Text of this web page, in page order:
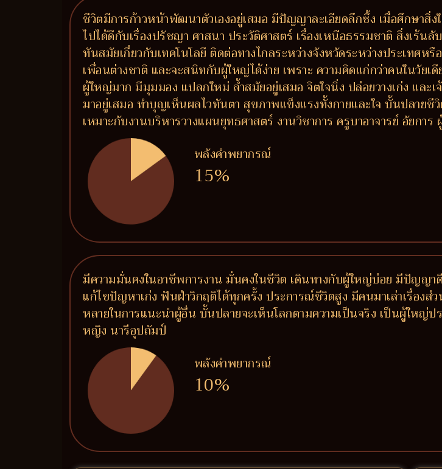
ชีวิตมีการก้าวหน้าพัฒนาตัวเองอยู่เสมอ มีปัญญาละเอียดลึกซึ้ง เมื่อศึกษาสิ่
ไปได้ดีกับเรื่องปรัชญา ศาสนา ประวัติศาสตร์ เรื่องเหนือธรรมชาติ สิ่งเร้
ทันสมัยเกี่ยวกับเทคโนโลยี ติดต่อทางไกลระหว่างจังหวัดระหว่างประเทศห
เพื่อนต่างชาติ และจะสนิทกับผู้ใหญ่ได้ง่าย เพราะ ความคิดแก่กว่าคนในวัย
ผู้ใหญ่มาก มีมุมมอง แปลกใหม่ ล้ำสมัยอยู่เสมอ จิตใจนิ่ง ปล่อยวางเก่ง แล
มาอยู่เสมอ ทำบุญเห็นผลไวทันตา สุขภาพแข็งแรงทั้งกายและใจ บั้นปลาย
เหมาะกับงานบริหารวางแผนยุทธศาสตร์ งานวิชาการ ครูบาอาจารย์ อัยก
พลังคำพยากรณ์
15%
มีความมั่นคงในอาชีพการงาน มั่นคงในชีวิต เดินทางกับผู้ใหญ่บ่อย มีปัญญา
แก้ไขปัญหาเก่ง ฟันฝ่าวิกฤติได้ทุกครั้ง ประการณ์ชีวิตสูง มีคนมาเล่าเรื่อ
หลายในการแนะนำผู้อื่น บั้นปลายจะเห็นโลกตามความเป็นจริง เป็นผู้ใหญ่
หญิง นารีอุปถัมป์
พลังคำพยากรณ์
10%